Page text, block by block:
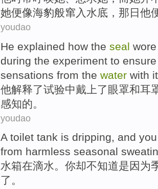
她便像海豹般窜入 水底 ， 那日 他
youdao
He explained how the seal wore
during the experiment to
sensations from the water with
他解释了试验中戴 上了眼罩和耳
感知的。
youdao
A toilet tank is dripping, and you
from harmless seasonal
水箱在滴水。 你却不知道是因为
了。